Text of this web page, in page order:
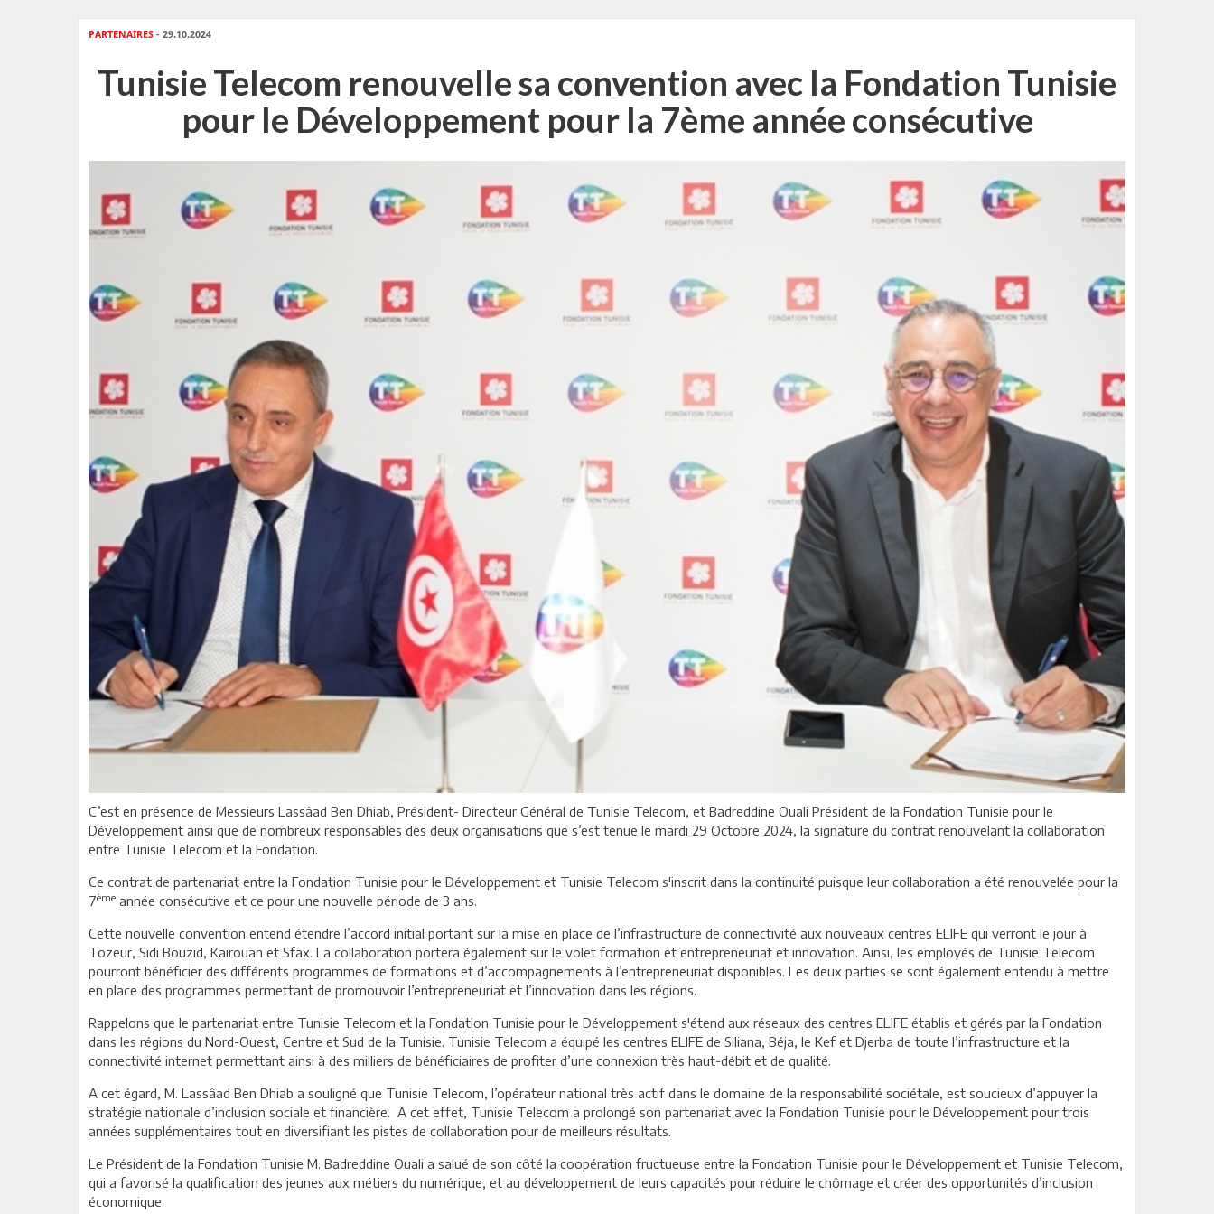
PARTENAIRES - 29.10.2024
Tunisie Telecom renouvelle sa convention avec la Fondation Tunisie
pour le Développement pour la 7ème année consécutive
C’est en présence de Messieurs Lassâad Ben Dhiab, Président- Directeur Général de Tunisie Telecom, et Badreddine Ouali Président de la Fondation Tunisie pour le
Développement ainsi que de nombreux responsables des deux organisations que s’est tenue le mardi 29 Octobre 2024, la signature du contrat renouvelant la collaboration
entre Tunisie Telecom et la Fondation.
Ce contrat de partenariat entre la Fondation Tunisie pour le Développement et Tunisie Telecom s'inscrit dans la continuité puisque leur collaboration a été renouvelée pour la
7ème année consécutive et ce pour une nouvelle période de 3 ans.
Cette nouvelle convention entend étendre l’accord initial portant sur la mise en place de l’infrastructure de connectivité aux nouveaux centres ELIFE qui verront le jour à
Tozeur, Sidi Bouzid, Kairouan et Sfax. La collaboration portera également sur le volet formation et entrepreneuriat et innovation. Ainsi, les employés de Tunisie Telecom
pourront bénéficier des différents programmes de formations et d’accompagnements à l’entrepreneuriat disponibles. Les deux parties se sont également entendu à mettre
en place des programmes permettant de promouvoir l’entrepreneuriat et l’innovation dans les régions.
Rappelons que le partenariat entre Tunisie Telecom et la Fondation Tunisie pour le Développement s'étend aux réseaux des centres ELIFE établis et gérés par la Fondation
dans les régions du Nord-Ouest, Centre et Sud de la Tunisie. Tunisie Telecom a équipé les centres ELIFE de Siliana, Béja, le Kef et Djerba de toute l’infrastructure et la
connectivité internet permettant ainsi à des milliers de bénéficiaires de profiter d’une connexion très haut-débit et de qualité.
A cet égard, M. Lassâad Ben Dhiab a souligné que Tunisie Telecom, l’opérateur national très actif dans le domaine de la responsabilité sociétale, est soucieux d’appuyer la
stratégie nationale d’inclusion sociale et financière. A cet effet, Tunisie Telecom a prolongé son partenariat avec la Fondation Tunisie pour le Développement pour trois
années supplémentaires tout en diversifiant les pistes de collaboration pour de meilleurs résultats.
Le Président de la Fondation Tunisie M. Badreddine Ouali a salué de son côté la coopération fructueuse entre la Fondation Tunisie pour le Développement et Tunisie Telecom,
qui a favorisé la qualification des jeunes aux métiers du numérique, et au développement de leurs capacités pour réduire le chômage et créer des opportunités d’inclusion
économique.